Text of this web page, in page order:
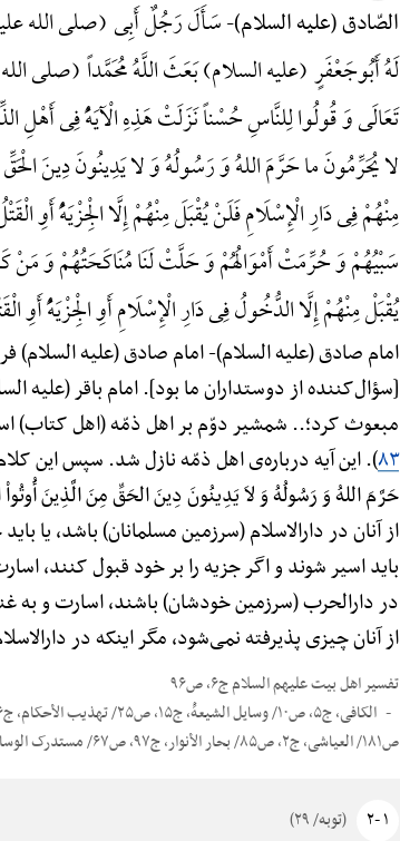
الصّادق (علیه السلام)-سَأَلَ رَجُلٌ أَبِی (صلی الله
لَهُ أَبُوجَعْفَرٍ (علیه السلام) بَعَثَ اللَّهُ مُحَمَّداً (صلی
تَعَالَی وَ قُولُوا لِلنَّاسِ حُسْناً نَزَلَتْ هَذِهِ الْآیَهًُْ فِی أَهْلِ
لا یُحَرِّمُونَ ما حَرَّمَ اللهُ وَ رَسُولُهُ وَ لا یَدِینُونَ دِینَ
مِنْهُمْ فِی دَارِ الْإِسْلَامِ فَلَنْ یُقْبَلَ مِنْهُمْ إِلَّا الْجِزْیَهًُْ أَوِ
سَبْیُهُمْ وَ حُرِّمَتْ أَمْوَالُهُمْ وَ حَلَّتْ لَنَا مُنَاکَحَتُهُمْ وَ مَنْ
یُقْبَلْ مِنْهُمْ إِلَّا الدُّخُولُ فِی دَارِ الْإِسْلَامِ أَوِ الْجِزْیَهًُْ أَوِ
امام صادق (علیه السلام)-امام صادق (علیه السلام)
[سؤال‌کننده از دوستداران ما بود]. امام باقر (علیه
مبعوث کرد؛.. شمشیر دوّم بر اهل ذمّه (اهل کتاب)
۸۳). این آیه درباره‌ی اهل ذمّه نازل شد. سپس این کلام
حَرَّمَ اللهُ وَ رَسُولُهُ وَ لاَ یَدِینُونَ دِینَ الحَقِّ مِنَ الَّذِینَ
از آنان در دارالاسلام (سرزمین مسلمانان) باشد، یا
باید اسیر شوند و اگر جزیه را بر خود قبول کنند،
در دارالحرب (سرزمین خودشان) باشند، اسارت و به
از آنان چیزی پذیرفته نمی‌شود، مگر اینکه در
تفسیر اهل بیت علیهم السلام ج۶، ص۹۶
ص۱۸۱/ العیاشی، ج۲، ص۸۵/ بحار الأنوار، ج۹۷، ص۶۷/ مستدرک الوسایل، ج۱۱، ص۲۵/ الخصال، ج۱، ص۲۷۴/ بحار الأنوار، ج۶۸، ص۳۱۲/ العیاشی، ج۱، ص۴۸
۱ -۲ (توبه/ ۲۹)